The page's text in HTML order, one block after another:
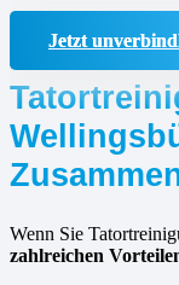
Jetzt
Wenn Sie
zahlreichen